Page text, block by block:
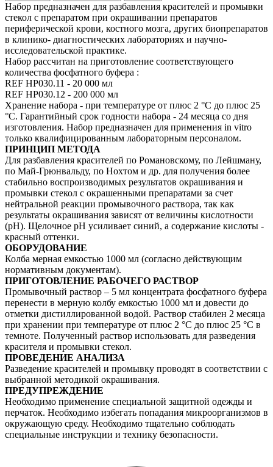
Набор предназначен для разбавления красителей и промывки
стекол с препаратом при окрашивании препаратов
периферической крови, костного мозга, других биопрепаратов
в клинико- диагностических лабораториях и научно-
исследовательской практике.
Набор рассчитан на приготовление соответствующего
количества фосфатного буфера :
REF НР030.11 - 20 000 мл
REF НР030.12 - 200 000 мл
Хранение набора - при температуре от плюс 2 °С до плюс 25
°С. Гарантийный срок годности набора - 24 месяца со дня
изготовления. Набор предназначен для применения in vitro
только квалифицированным лабораторным персоналом.
ПРИНЦИП МЕТОДА
Для разбавления красителей по Романовскому, по Лейшману,
по Май-Грюнвальду, по Нохтом и др. для получения более
стабильно воспроизводимых результатов окрашивания и
промывки стекол с окрашенными препаратами за счет
нейтральной реакции промывочного раствора, так как
результаты окрашивания зависят от величины кислотности
(рН). Щелочное рН усиливает синий, а содержание кислоты -
красный оттенки.
ОБОРУДОВАНИЕ
Колба мерная емкостью 1000 мл (согласно действующим
нормативным документам).
ПРИГОТОВЛЕНИЕ РАБОЧЕГО РАСТВОР
Промывочный раствор – 5 мл концентрата фосфатного буфера
перенести в мерную колбу емкостью 1000 мл и довести до
отметки дистиллированной водой. Раствор стабилен 2 месяца
при хранении при температуре от плюс 2 °С до плюс 25 °С в
темноте. Полученный раствор использовать для разведения
красителя и промывки стекол.
ПРОВЕДЕНИЕ АНАЛИЗА
Разведение красителей и промывку проводят в соответствии с
выбранной методикой окрашивания.
ПРЕДУПРЕЖДЕНИЕ
Необходимо применение специальной защитной одежды и
перчаток. Необходимо избегать попадания микроорганизмов в
окружающую среду. Необходимо тщательно соблюдать
специальные инструкции и технику безопасности.